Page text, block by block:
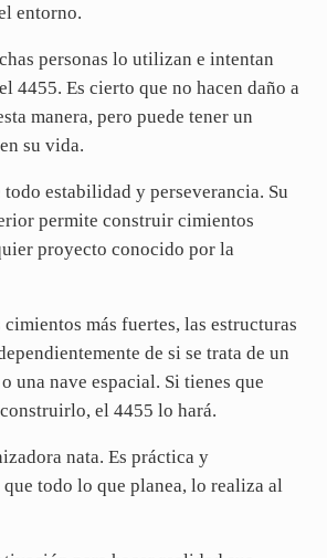
entorno.
personas lo utilizan e intentan
4455. Es cierto que no hacen daño a
manera, pero puede tener un
su vida.
todo estabilidad y perseverancia. Su
permite construir cimientos
proyecto conocido por la
más fuertes, las estructuras
de si se trata de un
una nave espacial. Si tienes que
el 4455 lo hará.
nata. Es práctica y
todo lo que planea, lo realiza al